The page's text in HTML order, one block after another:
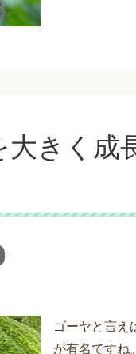
大きく成
ゴーヤと言え
が有名ですね